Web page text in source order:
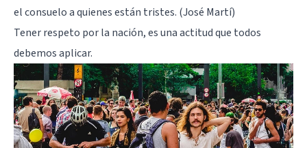
el consuelo a quienes están tristes. (José Martí)
Tener respeto por la nación, es una actitud que todos
debemos aplicar.